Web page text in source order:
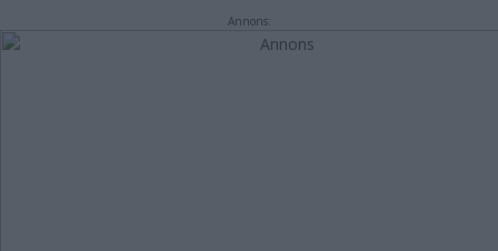
Annons: